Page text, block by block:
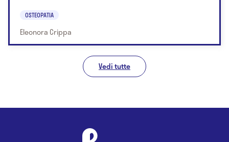
OSTEOPATIA
Eleonora Crippa
Vedi tutte